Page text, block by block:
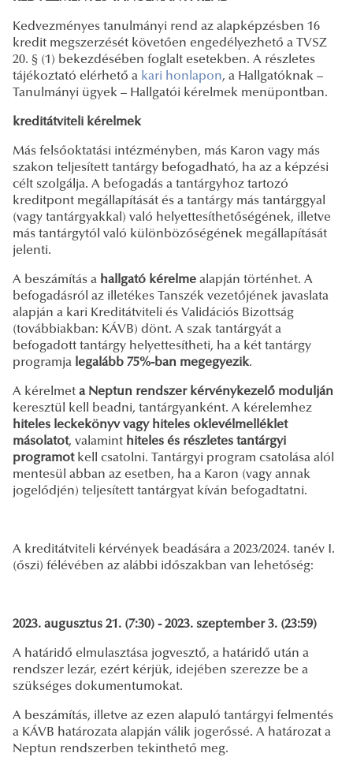
Kedvezményes tanulmányi rend az alapképzésben 16
kredit megszerzését követően engedélyezhető a TVSZ
20. § (1) bekezdésében foglalt esetekben. A részletes
tájékoztató elérhető a kari honlapon, a Hallgatóknak –
Tanulmányi ügyek – Hallgatói kérelmek menüpontban.
kreditátviteli kérelmek
Más felsőoktatási intézményben, más Karon vagy más
szakon teljesített tantárgy befogadható, ha az a képzési
célt szolgálja. A befogadás a tantárgyhoz tartozó
kreditpont megállapítását és a tantárgy más tantárggyal
(vagy tantárgyakkal) való helyettesíthetőségének, illetve
más tantárgytól való különbözőségének megállapítását
jelenti.
A beszámítás a hallgató kérelme alapján történhet. A
befogadásról az illetékes Tanszék vezetőjének javaslata
alapján a kari Kreditátviteli és Validációs Bizottság
(továbbiakban: KÁVB) dönt. A szak tantárgyát a
befogadott tantárgy helyettesítheti, ha a két tantárgy
programja legalább 75%-ban megegyezik.
A kérelmet a Neptun rendszer kérvénykezelő modulján
keresztül kell beadni, tantárgyanként. A kérelemhez
hiteles leckekönyv vagy hiteles oklevélmelléklet
másolatot, valamint hiteles és részletes tantárgyi
programotkell csatolni. Tantárgyi program csatolása alól
mentesül abban az esetben, ha a Karon (vagy annak
jogelődjén) teljesített tantárgyat kíván befogadtatni.
A kreditátviteli kérvények beadására a 2023/2024. tanév I.
(őszi) félévében az alábbi időszakban van lehetőség:
2023. augusztus 21. (7:30) - 2023. szeptember 3. (23:59)
A határidő elmulasztása jogvesztő, a határidő után a
rendszer lezár, ezért kérjük, idejében szerezze be a
szükséges dokumentumokat.
A beszámítás, illetve az ezen alapuló tantárgyi felmentés
a KÁVB határozata alapján válik jogerőssé. A határozat a
Neptun rendszerben tekinthető meg.